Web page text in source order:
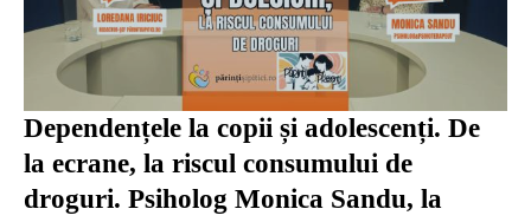
Dependențele la copii și adolescenți. De
la ecrane, la riscul consumului de
droguri. Psiholog Monica Sandu, la